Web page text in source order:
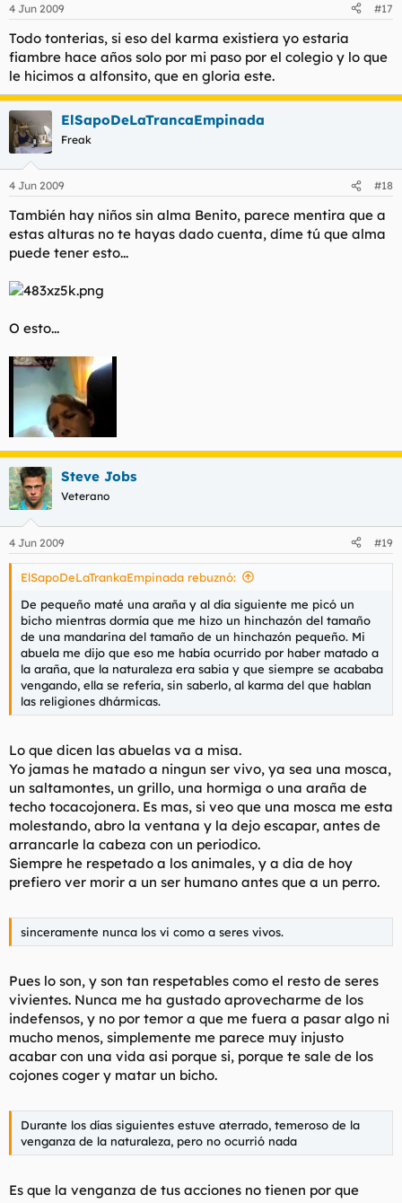
4 Jun 2009 #17
Todo tonterias, si eso del karma existiera yo estaria
fiambre hace años solo por mi paso por el colegio y lo que
le hicimos a alfonsito, que en gloria este.
ElSapoDeLaTrancaEmpinada
Freak
4 Jun 2009 #18
También hay niños sin alma Benito, parece mentira que a
estas alturas no te hayas dado cuenta, díme tú que alma
puede tener esto...
O esto...
Steve Jobs
Veterano
4 Jun 2009 #19
ElSapoDeLaTrankaEmpinada rebuznó:
De pequeño maté una araña y al día siguiente me picó un
bicho mientras dormía que me hizo un hinchazón del tamaño
de una mandarina del tamaño de un hinchazón pequeño. Mi
abuela me dijo que eso me había ocurrido por haber matado a
la araña, que la naturaleza era sabia y que siempre se acababa
vengando, ella se refería, sin saberlo, al karma del que hablan
las religiones dhármicas.
Lo que dicen las abuelas va a misa.
Yo jamas he matado a ningun ser vivo, ya sea una mosca,
un saltamontes, un grillo, una hormiga o una araña de
techo tocacojonera. Es mas, si veo que una mosca me esta
molestando, abro la ventana y la dejo escapar, antes de
arrancarle la cabeza con un periodico.
Siempre he respetado a los animales, y a dia de hoy
prefiero ver morir a un ser humano antes que a un perro.
sinceramente nunca los vi como a seres vivos.
Pues lo son, y son tan respetables como el resto de seres
vivientes. Nunca me ha gustado aprovecharme de los
indefensos, y no por temor a que me fuera a pasar algo ni
mucho menos, simplemente me parece muy injusto
acabar con una vida asi porque si, porque te sale de los
cojones coger y matar un bicho.
Durante los días siguientes estuve aterrado, temeroso de la
venganza de la naturaleza, pero no ocurrió nada
Es que la venganza de tus acciones no tienen por que